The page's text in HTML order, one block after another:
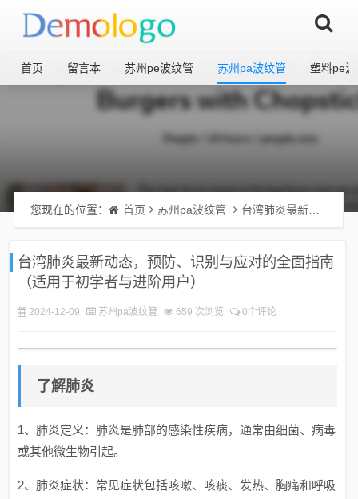
首页 留言本 苏州pe波纹管 苏州pa波纹管 塑料pe
您现在的位置： 首页 苏州pa波纹管 台湾肺炎最新动态，预防、识别与应对的全面指南（适用于初学者与进阶用户）
台湾肺炎最新动态，预防、识别与应对的全面指南
（适用于初学者与进阶用户）
2024-12-09 苏州pa波纹管 659 次浏览 0个评论
了解肺炎
1、肺炎定义：肺炎是肺部的感染性疾病，通常由细菌、病毒
或其他微生物引起。
2、肺炎症状：常见症状包括咳嗽、咳痰、发热、胸痛和呼吸